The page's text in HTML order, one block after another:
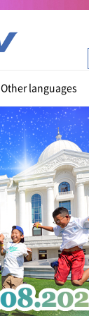
Other languages